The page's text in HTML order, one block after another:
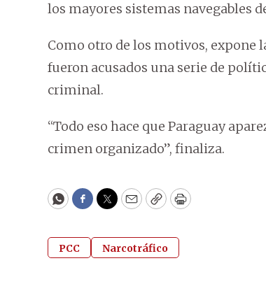
los mayores sistemas navegables
Como otro de los motivos, expone
fueron acusados una serie de
criminal.
“Todo eso hace que Paraguay
crimen organizado”, finaliza.
WhatsApp
Facebook
Twitter
EmailCopyPrint
PCC Narcotráfico